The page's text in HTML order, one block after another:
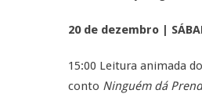
20 de dezembro |
15:00 Leitura animada do
conto Ninguém dá